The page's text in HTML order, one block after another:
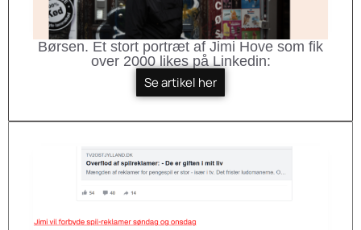
Børsen. Et stort portræt af Jimi Hove som fik
over 2000 likes på Linkedin:
Se artikel her